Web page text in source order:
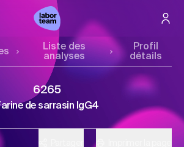
Liste des
analyses
Profil
détails
6265
de sarrasin IgG4